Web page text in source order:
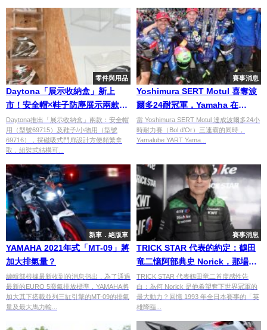
零件與用品
Daytona「展示收納盒」新上
市！安全帽×鞋子防塵展示兩款，
磁吸門扉×可堆疊×自由設定開關
方向
Daytona推出「展示收納盒」兩款：安全帽
用（型號69715）及鞋子/小物用（型號
69716），採磁吸式門扉設計方便頻繁拿
取，組裝式結構可...
賽事消息
Yoshimura SERT Motul 喜奪波
爾多24耐冠軍，Yamaha 在
BMW 最後關頭心碎後，收穫
EWC 總冠軍喜悅
當 Yoshimura SERT Motul 達成波爾多24小
時耐力賽（Bol d’Or）三連霸的同時，
Yamalube YART Yama...
新車．絕版車
YAMAHA 2021年式「MT-09」將
加大排氣量？
編輯部根據最新收到的消息指出，為了通過
最新的EURO 5廢氣排放標準，YAMAHA將
加大其下搭載並列三缸引擎的MT-09的排氣
量及最大馬力輸...
賽事消息
TRICK STAR 代表的約定：鶴田
竜二憶阿部典史 Norick，那場
200km/h 磨膝超車後的挑戰世界
之路｜連載 #11
TRICK STAR 代表鶴田竜二首度感性告
白：為何 Norick 是他希望奪下世界冠軍的
最大動力？回憶 1993 年全日本賽事的「英
雄降臨...